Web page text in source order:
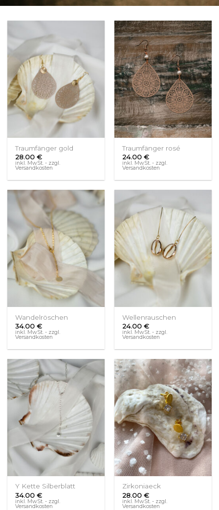
Traumfänger gold
28.00€
inkl. MwSt. - zzgl.
Versandkosten
Traumfänger rosé
24.00€
inkl. MwSt. - zzgl.
Versandkosten
Wandelröschen
34.00€
inkl. MwSt. - zzgl.
Versandkosten
Wellenrauschen
24.00€
inkl. MwSt. - zzgl.
Versandkosten
Y Kette Silberblatt
34.00€
inkl. MwSt. - zzgl.
Versandkosten
Zirkoniaeck
28.00€
inkl. MwSt. - zzgl.
Versandkosten